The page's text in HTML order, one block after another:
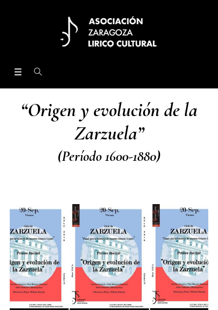
“Origen y evolución de la
Zarzuela”
(Período 1600-1880)